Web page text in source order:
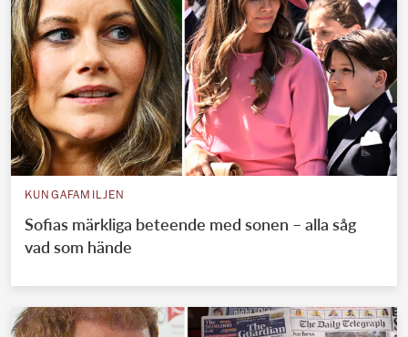
KUNGAFAMILJEN
Sofias märkliga beteende med sonen – alla såg
vad som hände